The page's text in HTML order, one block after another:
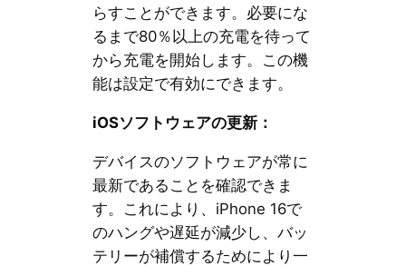
らすことができます。必要にな
るまで80％以上の充電を待って
から充電を開始します。この機
能は設定で有効にできます。
iOSソフトウェアの更新：
デバイスのソフトウェアが常に
最新であることを確認できま
す。これにより、iPhone 16で
のハングや遅延が減少し、バッ
テリーが補償するためにより一